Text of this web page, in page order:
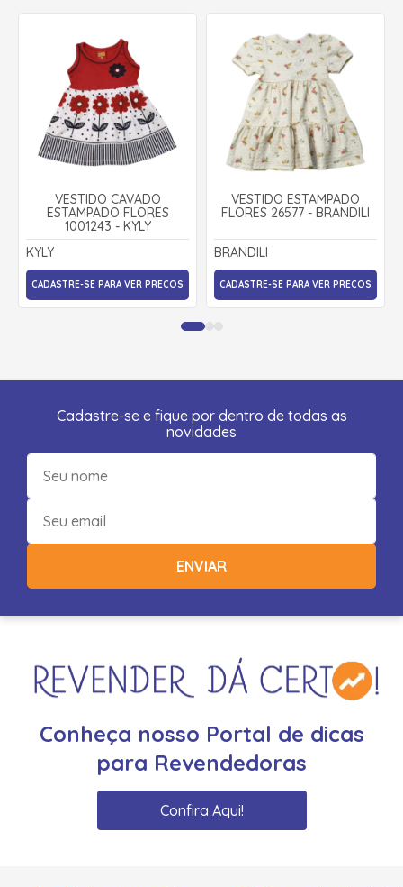
VESTIDO CAVADO
ESTAMPADO FLORES
1001243 - KYLY
KYLY
CADASTRE-SE PARA VER PREÇOS
VESTIDO ESTAMPADO
FLORES 26577 - BRANDILI
BRANDILI
CADASTRE-SE PARA VER PREÇOS
Cadastre-se e fique por dentro de todas as
novidades
ENVIAR
Conheça nosso Portal de dicas
para Revendedoras
Confira Aqui!